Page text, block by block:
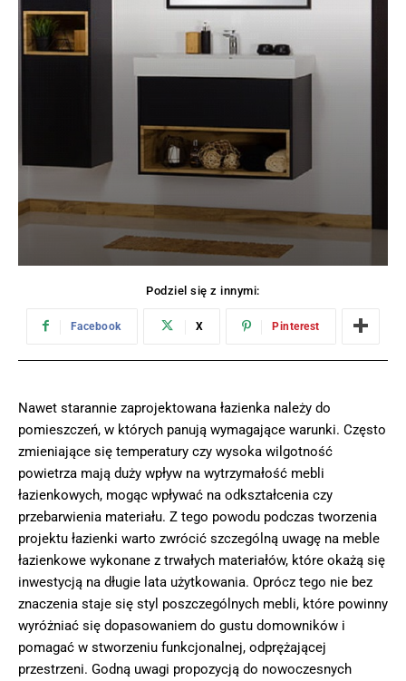
Podziel się z innymi:
Facebook X Pinterest
Nawet starannie zaprojektowana łazienka należy do
pomieszczeń, w których panują wymagające warunki. Często
zmieniające się temperatury czy wysoka wilgotność
powietrza mają duży wpływ na wytrzymałość mebli
łazienkowych, mogąc wpływać na odkształcenia czy
przebarwienia materiału. Z tego powodu podczas tworzenia
projektu łazienki warto zwrócić szczególną uwagę na meble
łazienkowe wykonane z trwałych materiałów, które okażą się
inwestycją na długie lata użytkowania. Oprócz tego nie bez
znaczenia staje się styl poszczególnych mebli, które powinny
wyróżniać się dopasowaniem do gustu domowników i
pomagać w stworzeniu funkcjonalnej, odprężającej
przestrzeni. Godną uwagi propozycją do nowoczesnych